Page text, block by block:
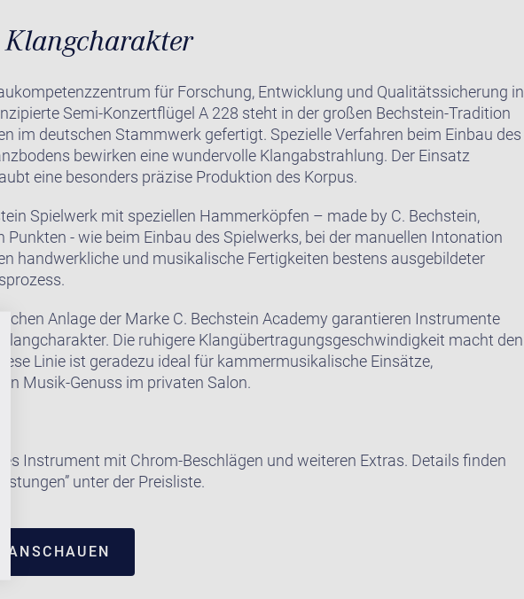
Klangcharakter
für Forschung, Entwicklung und Qualitätssicherung in
Semi-Konzertflügel A 228 steht in der großen Bechstein-Tradition
im deutschen Stammwerk gefertigt. Spezielle Verfahren beim Einbau des
bewirken eine wundervolle Klangabstrahlung. Der Einsatz
eine besonders präzise Produktion des Korpus.
Spielwerk mit speziellen Hammerköpfen – made by C. Bechstein,
Punkten - wie beim Einbau des Spielwerks, bei der manuellen Intonation
handwerkliche und musikalische Fertigkeiten bestens ausgebildeter
Anlage der Marke C. Bechstein Academy garantieren Instrumente
Klangcharakter. Die ruhigere Klangübertragungsgeschwindigkeit macht den
Linie ist geradezu ideal für kammermusikalische Einsätze,
Musik-Genuss im privaten Salon.
Instrument mit Chrom-Beschlägen und weiteren Extras. Details finden
unter der Preisliste.